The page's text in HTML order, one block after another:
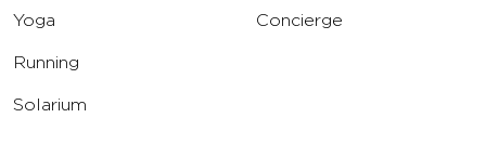
Yoga
Running
Solarium
Concierge